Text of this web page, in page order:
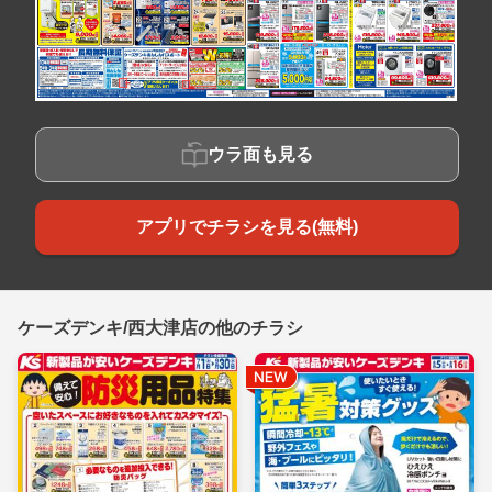
ウラ面も見る
アプリでチラシを見る(無料)
ケーズデンキ/西大津店の他のチラシ